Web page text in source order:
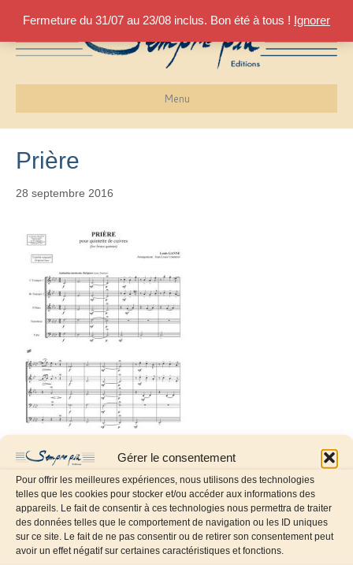
Gérer le consentement
Pour offrir les meilleures expériences, nous utilisons des technologies
telles que les cookies pour stocker et/ou accéder aux informations des
appareils. Le fait de consentir à ces technologies nous permettra de traiter
des données telles que le comportement de navigation ou les ID uniques
sur ce site. Le fait de ne pas consentir ou de retirer son consentement peut
avoir un effet négatif sur certaines caractéristiques et fonctions.
Fermeture du 31/07 au 23/08 inclus. Bon été à tous ! Ignorer
Menu
Prière
28 septembre 2016
Laissez un commentaire